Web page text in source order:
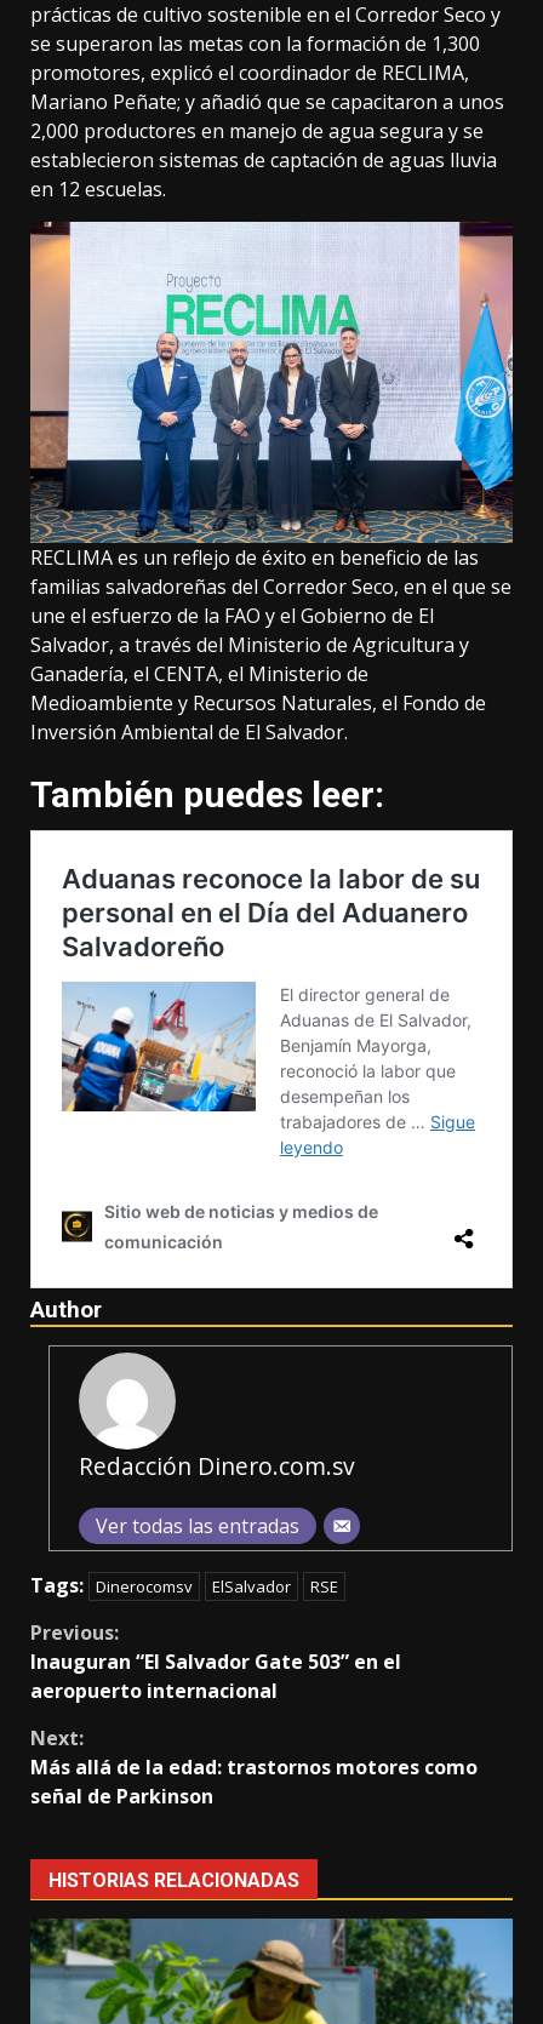
prácticas de cultivo sostenible en el Corredor Seco y
se superaron las metas con la formación de 1,300
promotores, explicó el coordinador de RECLIMA,
Mariano Peñate; y añadió que se capacitaron a unos
2,000 productores en manejo de agua segura y se
establecieron sistemas de captación de aguas lluvia
en 12 escuelas.
RECLIMA es un reflejo de éxito en beneficio de las
familias salvadoreñas del Corredor Seco, en el que se
une el esfuerzo de la FAO y el Gobierno de El
Salvador, a través del Ministerio de Agricultura y
Ganadería, el CENTA, el Ministerio de
Medioambiente y Recursos Naturales, el Fondo de
Inversión Ambiental de El Salvador.
También puedes leer:
Author
Redacción Dinero.com.sv
Ver todas las entradas
Tags: Dinerocomsv ElSalvador RSE
Continue
Reading
Previous:
Inauguran “El Salvador Gate 503” en el
aeropuerto internacional
Next:
Más allá de la edad: trastornos motores como
señal de Parkinson
HISTORIAS RELACIONADAS